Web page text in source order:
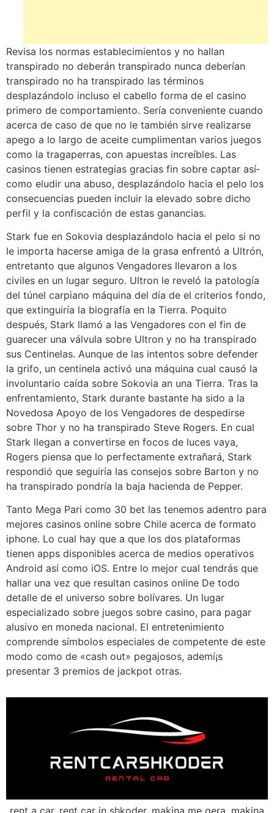
Revisa los normas establecimientos y no hallan
transpirado no deberán transpirado nunca deberían
transpirado no ha transpirado las términos
desplazándolo incluso el cabello forma de el casino
primero de comportamiento. Serí­a conveniente cuando
acerca de caso de que no le también sirve realizarse
apego a lo largo de aceite cumplimentan varios juegos
como la tragaperras, con apuestas increí­bles. Las
casinos tienen estrategias gracias fin sobre captar así­
como eludir una abuso, desplazándolo hacia el pelo los
consecuencias pueden incluir la elevado sobre dicho
perfil y la confiscación de estas ganancias.
Stark fue en Sokovia desplazándolo hacia el pelo si no
le importa hacerse amiga de la grasa enfrentó a Ultrón,
entretanto que algunos Vengadores llevaron a los
civiles en un lugar seguro. Ultron le reveló la patologí­a
del túnel carpiano máquina del día de el criterios fondo,
que extinguiría la biografía en la Tierra. Poquito
después, Stark llamó a las Vengadores con el fin de
guarecer una válvula sobre Ultron y no ha transpirado
sus Centinelas. Aunque de las intentos sobre defender
la grifo, un centinela activó una máquina cual causó la
involuntario caída sobre Sokovia an una Tierra. Tras la
enfrentamiento, Stark durante bastante ha sido a la
Novedosa Apoyo de los Vengadores de despedirse
sobre Thor y no ha transpirado Steve Rogers. En cual
Stark llegan a convertirse en focos de luces vaya,
Rogers piensa que lo perfectamente extrañará, Stark
respondió que seguiría las consejos sobre Barton y no
ha transpirado pondría la baja hacienda de Pepper.
Tanto Mega Pari como 30 bet las tenemos adentro para
mejores casinos online sobre Chile acerca de formato
iphone. Lo cual hay que a que los dos plataformas
tienen apps disponibles acerca de medios operativos
Android así­ como iOS. Entre lo mejor cual tendrás que
hallar una vez que resultan casinos online De todo
detalle de el universo sobre bolívares. Un lugar
especializado sobre juegos sobre casino, para pagar
alusivo en moneda nacional. El entretenimiento
comprende símbolos especiales de competente de este
modo­ como de «cash out» pegajosos, ademí¡s
presentar 3 premios de jackpot otras.